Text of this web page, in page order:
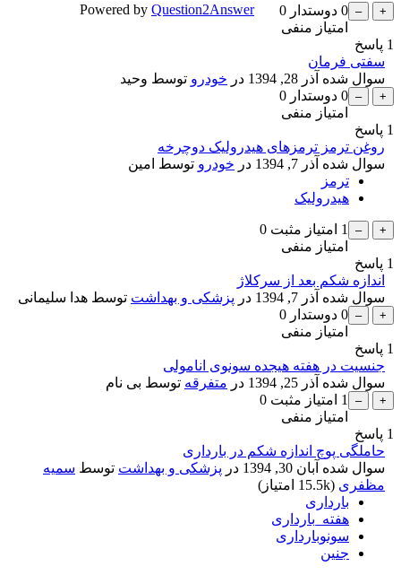
0 دوستدار 0
امتیاز منفی
1 پاسخ
سفتی فرمان
سوال شده آذر 28, 1394 در خودرو توسط وحید
0 دوستدار 0
امتیاز منفی
1 پاسخ
روغن ترمز ترمزهای هیدرولیک دوچرخه
سوال شده آذر 7, 1394 در خودرو توسط امین
ترمز
هیدرولیک
1 امتیاز مثبت 0
امتیاز منفی
1 پاسخ
اندازه شکم بعد از سرکلاژ
سوال شده آذر 7, 1394 در پزشکی و بهداشت توسط هدا سلیمانی
0 دوستدار 0
امتیاز منفی
1 پاسخ
جنسیت در هفته هیجده سونوی انامولی
سوال شده آذر 25, 1394 در متفرقه توسط بی نام
1 امتیاز مثبت 0
امتیاز منفی
1 پاسخ
حاملگی پوچ اندازه شکم در بارداری
سوال شده آبان 30, 1394 در پزشکی و بهداشت توسط سمیه
مظفری (
15.5k امتیاز)
بارداری
هفته_بارداری
سونوبارداری
جنین
Powered by Question2Answer